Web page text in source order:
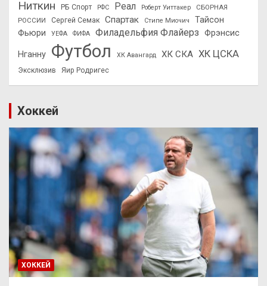
Ниткин
РБ Спорт РФС Реал Роберт Уиттакер
СБОРНАЯ
РОССИИ
Сергей Семак Спартак Стипе Миочич
Тайсон
Фьюри
УЕФА ФИФА Филадельфия Флайерз Фрэнсис
Нганну Футбол ХК Авангард ХК СКА ХК ЦСКА
Эксклюзив Яир Родригес
Хоккей
ХОККЕЙ